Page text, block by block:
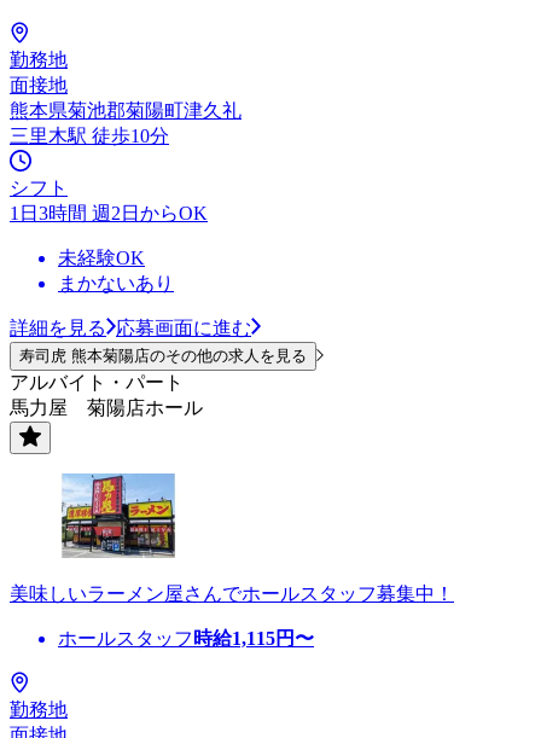
勤務地
面接地
熊本県菊池郡菊陽町津久礼
三里木駅 徒歩10分
シフト
1日3時間 週2日からOK
未経験OK
まかないあり
詳細を見る 応募画面に進む
寿司虎 熊本菊陽店のその他の求人を見る
アルバイト・パート
馬力屋 菊陽店ホール
美味しいラーメン屋さんでホールスタッフ募集中！
ホールスタッフ 時給1,115円〜
勤務地